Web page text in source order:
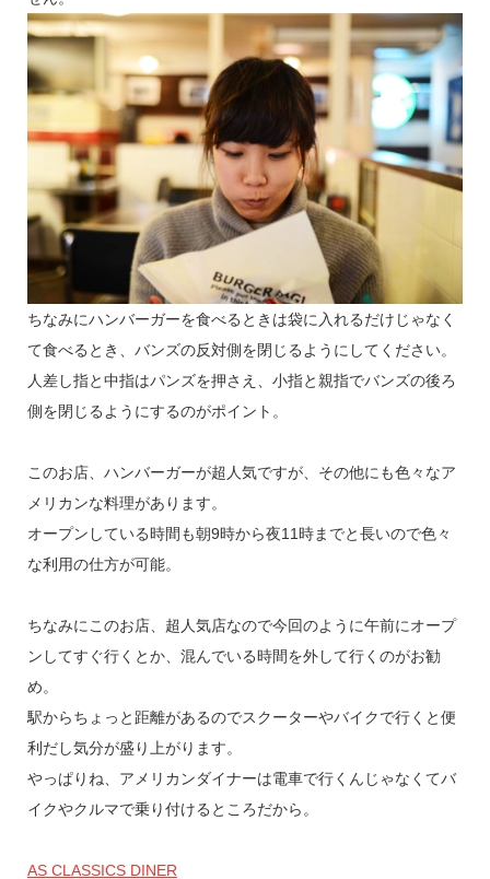
ちなみにハンバーガーを食べるときは袋に入れるだけじゃなく
て食べるとき、バンズの反対側を閉じるようにしてください。
人差し指と中指はパンズを押さえ、小指と親指でバンズの後ろ
側を閉じるようにするのがポイント。
このお店、ハンバーガーが超人気ですが、その他にも色々なア
メリカンな料理があります。
オープンしている時間も朝9時から夜11時までと長いので色々
な利用の仕方が可能。
ちなみにこのお店、超人気店なので今回のように午前にオープ
ンしてすぐ行くとか、混んでいる時間を外して行くのがお勧
め。
駅からちょっと距離があるのでスクーターやバイクで行くと便
利だし気分が盛り上がります。
やっぱりね、アメリカンダイナーは電車で行くんじゃなくてバ
イクやクルマで乗り付けるところだから。
AS CLASSICS DINER